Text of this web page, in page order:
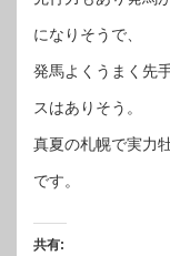
になりそうで、
発馬よくうまく先
スはありそう。
真夏の札幌で実力
です。
共有: